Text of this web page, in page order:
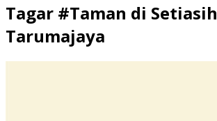
Tagar #Taman di Setiasih
Tarumajaya